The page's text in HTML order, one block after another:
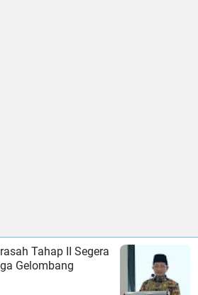
Tahap II Segera
Gelombang